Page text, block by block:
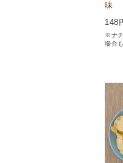
味
148
※ナ
場合